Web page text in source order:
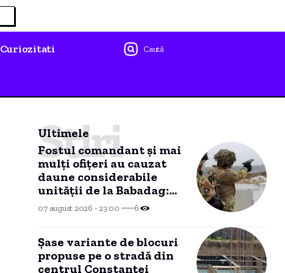
Curiozitati Caută
Ultimele
Știri
Fostul comandant și mai
mulți ofițeri au cauzat
daune considerabile
unității de la Babadag:
paguba NU mai poate fi
recuperată dintr-un
07 august 2026 - 23:00 6
Șase variante de blocuri
propuse pe o stradă din
centrul Constanței